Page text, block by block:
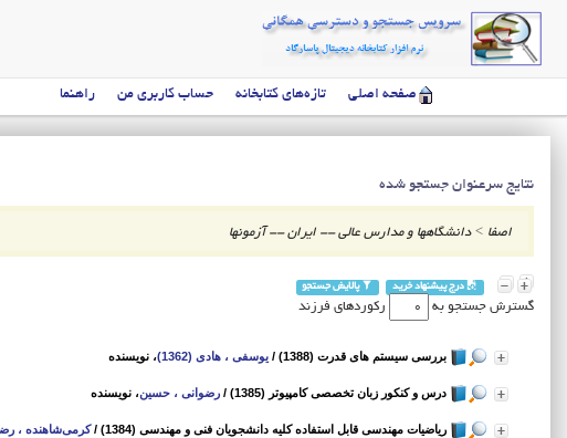
صفحه اصلی تازه‌های کتابخانه حساب کاربری من راهنما
نتایج سرعنوان جستجو شده
اصفا >دانشگاهها و مدارس عالی -- ایران -- آزمونها
درج پیشنهاد خرید پالایش جستجو
گسترش جستجو به رکوردهای فرزند
بررسی سیستم های قدرت (1388) / یوسفی ، هادی (1362) ، نویسنده
درس و کنکور زبان تخصصی کامپیوتر (1385) / رضوانی ، حسین، نویسنده
ریاضیات مهندسی قابل استفاده کلیه دانشجویان فنی و مهندسی (1384) /کرمی‌شاهنده ، رضا